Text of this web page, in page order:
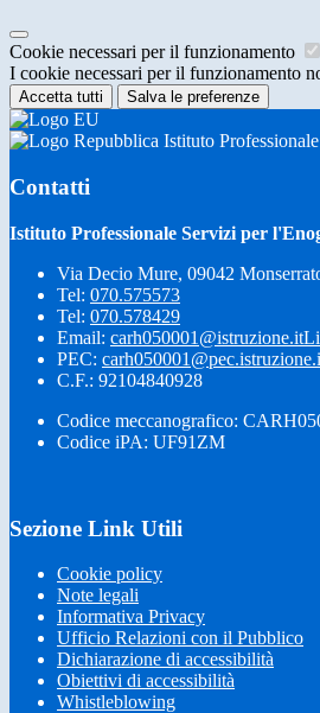
Cookie necessari per il funzionamento
I cookie necessari per il funzionamento
Accetta tutti Salva le preferenze
Istituto
Contatti
Istituto Professionale Servizi per
Via Decio Mure, 09042
Tel: 070.575573
Tel: 070.578429
Email: carh050001@istruzione.it
PEC:
C.F.: 92104840928
Codice meccanografico:
Codice iPA: UF91ZM
Sezione Link Utili
Cookie policy
Note legali
Informativa Privacy
Ufficio Relazioni con il Pubblico
Dichiarazione di accessibilità
Obiettivi di accessibilità
Whistleblowing